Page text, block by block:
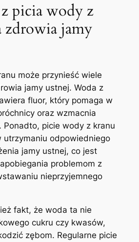
picia wody ⁣z
zdrowia jamy
może przynieść wiele
​jamy⁢ ustnej. Woda z
fluor, który pomaga w
oraz wzmacnia
Ponadto, picie wody z kranu⁢
utrzymaniu odpowiedniego
jamy ustnej, co ⁤jest⁣
problemom z
nieprzyjemnego
​fakt, że ⁣woda ⁤ta nie‍
⁢cukru ‌czy kwasów,
zębom. Regularne picie